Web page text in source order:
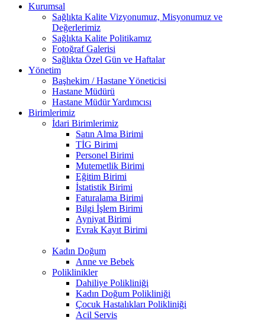
Kurumsal
Sağlıkta Kalite Vizyonumuz, Misyonumuz ve
Değerlerimiz
Sağlıkta Kalite Politikamız
Fotoğraf Galerisi
Sağlıkta Özel Gün ve Haftalar
Yönetim
Başhekim / Hastane Yöneticisi
Hastane Müdürü
Hastane Müdür Yardımcısı
Birimlerimiz
İdari Birimlerimiz
Satın Alma Birimi
TİG Birimi
Personel Birimi
Mutemetlik Birimi
Eğitim Birimi
İstatistik Birimi
Faturalama Birimi
Bilgi İşlem Birimi
Ayniyat Birimi
Evrak Kayıt Birimi
Kadın Doğum
Anne ve Bebek
Poliklinikler
Dahiliye Polikliniği
Kadın Doğum Polikliniği
Çocuk Hastalıkları Polikliniği
Acil Servis